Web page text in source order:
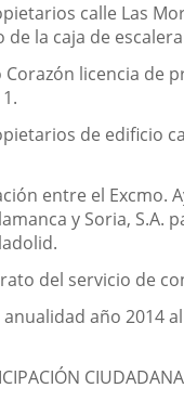
calle Las
la caja de
licencia de
de edificio
entre el Excmo.
y Soria,
del servicio de
año 2014